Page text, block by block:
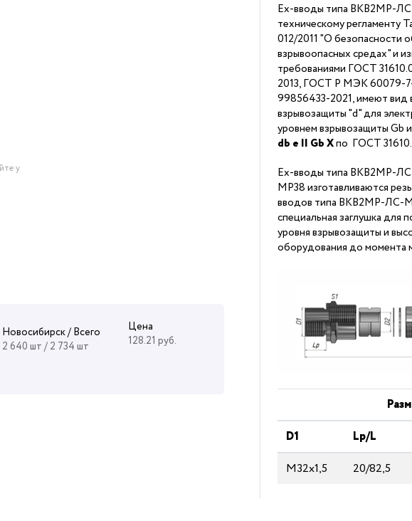
у
Новосибирск / Всего
2 640 шт / 2 734 шт
Цена
128.21 руб.
Ex-вводы типа ВКВ2МР-
техническому
012/2011 "О безопасности
взрывоопасных средах" и
требованиями ГОСТ
2013, ГОСТ Р МЭК 60079-
99856433-2021, имеют вид
взрывозащиты "d" для
уровнем взрывозащиты Gb
db е II Gb Xпо ГОСТ
Ex-вводы типа ВКВ2МР-
МР38 изготавливаются
вводов типа ВКВ2МР-ЛС-
специальная заглушка
уровня взрывозащиты и
оборудования до момента
D1
Lp/L
М32х1,5
20/82,5